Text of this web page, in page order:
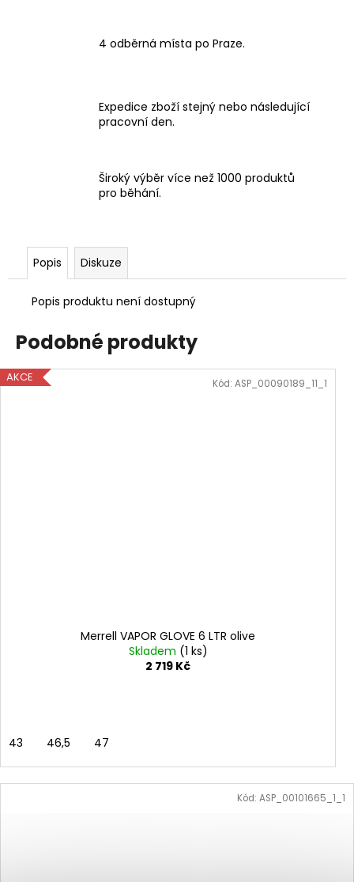
4 odběrná místa po Praze.
Expedice zboží stejný nebo následující
pracovní den.
Široký výběr více než 1000 produktů
pro běhání.
Popis Diskuze
Popis produktu není dostupný
Podobné produkty
AKCE
Merrell VAPOR GLOVE 6 LTR olive
Skladem (1 ks)
2 719 Kč
43 46,5 47
Kód: ASP_00090189_11_1
Kód: ASP_00101665_1_1